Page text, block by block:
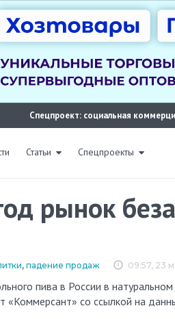
Спецпроект: социальная
Статьи Спецпроекты
рынок
09:57, 23
, падение продаж
«Коммерсант» со ссылкой на